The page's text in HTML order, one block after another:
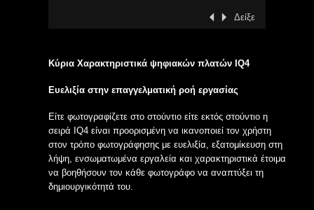
Δείξε
Κύρια Χαρακτηριστικά ψηφιακών πλατών IQ4
Ευελιξία στην επαγγελματική ροή εργασίας
Είτε φωτογραφίζετε στο στούντιο είτε εκτός στούντιο η
σειρά IQ4 είναι προορισμένη να ικανοποιεί τον χρήστη
στον τρόπο φωτογράφησης με ευελιξία, εξατομίκευση στη
λήψη, ενσωματωμένα εργαλεία και χαρακτηριστικά έτοιμα
να βοηθήσουν τον κάθε φωτογράφο να αναπτύξει τη
δημιουργικότητά του.